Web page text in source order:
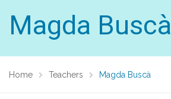
Magda Buscà
Home Teachers Magda Buscà